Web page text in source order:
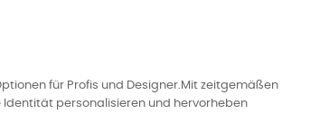
für Profis und Designer.Mit zeitgemäßen
personalisieren und hervorheben